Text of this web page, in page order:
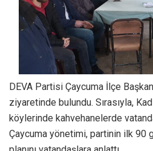
DEVA Partisi Çaycuma İlçe
ziyaretinde bulundu. Sırasıyla,
köylerinde kahvehanelerde
Çaycuma yönetimi, partinin ilk 90